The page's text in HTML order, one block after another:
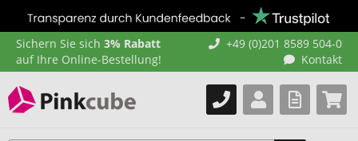
Sichern Sie sich 3% Rabatt
auf Ihre Online-Bestellung!
+49 (0)201 8589 504-0
Kontakt